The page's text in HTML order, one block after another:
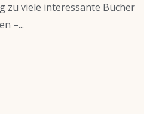
zu viele interessante Bücher
–...